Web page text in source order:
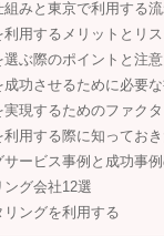
みと東京で利用する
用するメリットとリス
ぶ際のポイントと注
功させるために必要
現するためのファク
用する際に知ってお
ービス事例と成功事
グ会社12選
ングを利用する